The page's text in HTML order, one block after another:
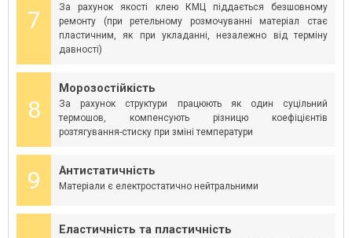
7
За рахунок якості клею КМЦ піддається безшовному
ремонту (при ретельному розмочуванні матеріал стає
пластичним, як при укладанні, незалежно від терміну
давності)
8
Морозостійкість
За рахунок структури працюють як один суцільний
термошов, компенсують різницю коефіцієнтів
розтягування-стиску при зміні температури
9 Антистатичність
Матеріали є електростатично нейтральними
Еластичність та пластичність